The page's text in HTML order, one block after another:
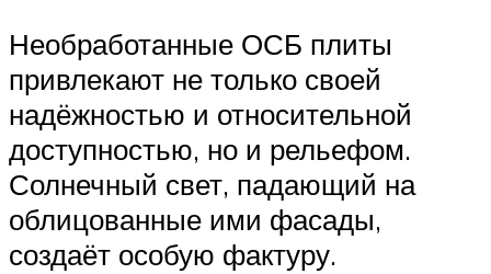
Необработанные ОСБ плиты
привлекают не только своей
надёжностью и относительной
доступностью, но и рельефом.
Солнечный свет, падающий на
облицованные ими фасады,
создаёт особую фактуру.